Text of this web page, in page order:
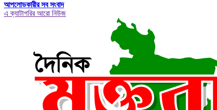
আপলোডকারীর সব সংবাদ
এ ক্যাটাগরির আরো নিউজ